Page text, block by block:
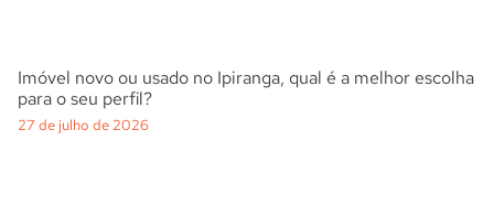
Imóvel novo ou usado no Ipiranga, qual é a melhor escolha
para o seu perfil?
27 de julho de 2026